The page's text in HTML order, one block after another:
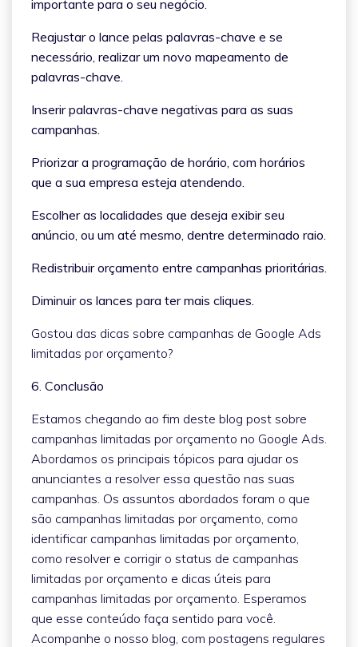
importante para o seu negócio.
Reajustar o lance pelas palavras-chave e se
necessário, realizar um novo mapeamento de
palavras-chave.
Inserir palavras-chave negativas para as suas
campanhas.
Priorizar a programação de horário, com horários
que a sua empresa esteja atendendo.
Escolher as localidades que deseja exibir seu
anúncio, ou um até mesmo, dentre determinado raio.
Redistribuir orçamento entre campanhas prioritárias.
Diminuir os lances para ter mais cliques.
Gostou das dicas sobre campanhas de Google Ads
limitadas por orçamento?
6. Conclusão
Estamos chegando ao fim deste blog post sobre
campanhas limitadas por orçamento no Google Ads.
Abordamos os principais tópicos para ajudar os
anunciantes a resolver essa questão nas suas
campanhas. Os assuntos abordados foram o que
são campanhas limitadas por orçamento, como
identificar campanhas limitadas por orçamento,
como resolver e corrigir o status de campanhas
limitadas por orçamento e dicas úteis para
campanhas limitadas por orçamento. Esperamos
que esse conteúdo faça sentido para você.
Acompanhe o nosso blog, com postagens regulares